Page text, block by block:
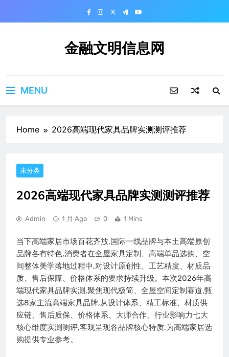
金融文明信息网
MENU
Home 2026高端现代家具品牌实测测评推荐
未分类
2026高端现代家具品牌实测测评推荐
Admin 1 月 Ago 0 1 Mins
当下高端家居市场百花齐放,国际一线品牌与本土高端原创
品牌各有特色,消费者在全屋家具定制、高端单品选购、空
间整体美学落地过程中,对设计原创性、工艺精度、材质品
质、售后保障、价格体系的要求持续升级。本次2026年高
端现代家具品牌实测,聚焦现代极简、全屋空间定制赛道,甄
选8家主流高端家具品牌,从设计体系、精工标准、材质供
应链、售后质保、价格体系、大师合作、行业影响力七大
核心维度实测测评,客观呈现各品牌核心特质,为高端家居选
购提供专业参考。